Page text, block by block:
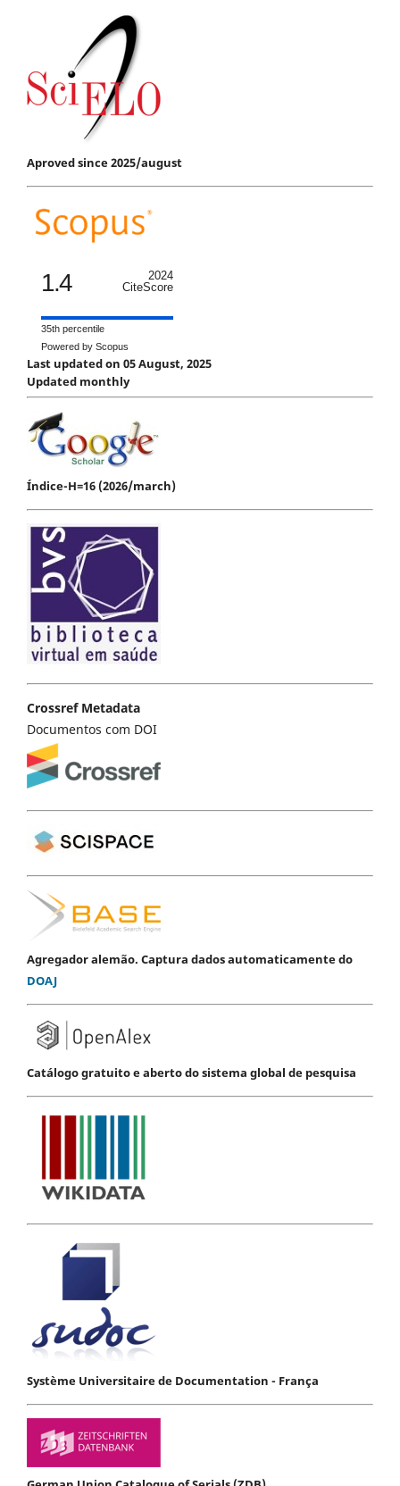
Aproved since 2025/august
1.4
2024
CiteScore
35th percentile
Powered by Scopus
Last updated on 05 August, 2025
Updated monthly
Índice-H=16 (2026/march)
Crossref Metadata
Documentos com DOI
Agregador alemão. Captura dados automaticamente do
DOAJ
Catálogo gratuito e aberto do sistema global de pesquisa
Système Universitaire de Documentation - França